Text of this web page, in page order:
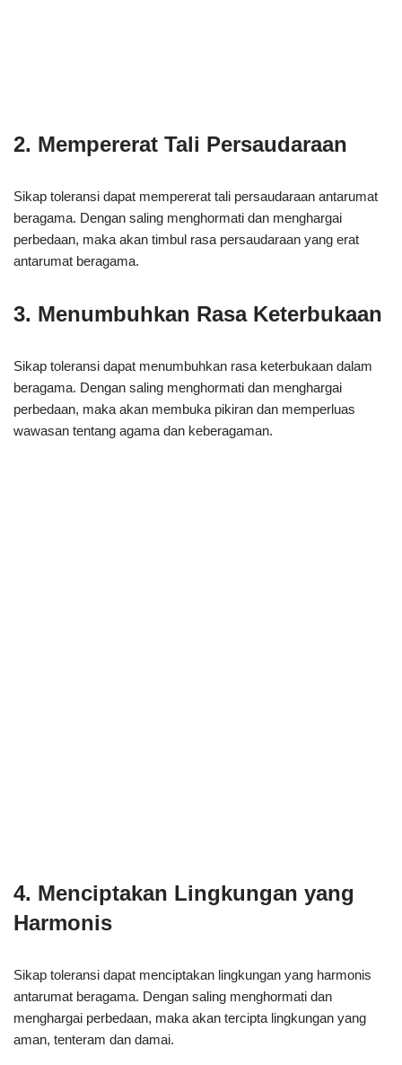
2. Mempererat Tali Persaudaraan
Sikap toleransi dapat mempererat tali persaudaraan antarumat
beragama. Dengan saling menghormati dan menghargai
perbedaan, maka akan timbul rasa persaudaraan yang erat
antarumat beragama.
3. Menumbuhkan Rasa Keterbukaan
Sikap toleransi dapat menumbuhkan rasa keterbukaan dalam
beragama. Dengan saling menghormati dan menghargai
perbedaan, maka akan membuka pikiran dan memperluas
wawasan tentang agama dan keberagaman.
4. Menciptakan Lingkungan yang
Harmonis
Sikap toleransi dapat menciptakan lingkungan yang harmonis
antarumat beragama. Dengan saling menghormati dan
menghargai perbedaan, maka akan tercipta lingkungan yang
aman, tenteram dan damai.